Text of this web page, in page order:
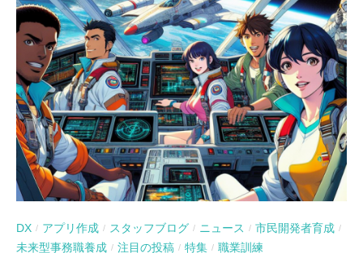
DX / アプリ作成 / スタッフブログ / ニュース / 市民開発者育成 /
未来型事務職養成 / 注目の投稿 / 特集 / 職業訓練